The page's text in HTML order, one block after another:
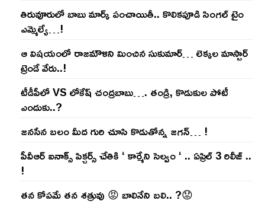
తిరువూరులో బాబు మార్క్ పంచాయితీ.. కొలిక‌పూడి సింగ‌ల్ టైం
ఎమ్మెల్యే…!
ఆ విష‌యంలో రాజ‌మౌళిని మించిన సుకుమార్‌… లెక్క‌ల మాస్టార్
ట్రెండే వేరు..!
టీడీపీలో VS లోకేష్ చంద్ర‌బాబు…. తండ్రి, కొడుకుల పోటీ
ఎందుకు..?
జ‌న‌సేన బ‌లం మీద గురి చూసి కొడుతోన్న జ‌గ‌న్‌… !
పీవీఆర్ ఐనాక్స్ పిక్చర్స్ చేతికి ‘ కార్మేని సెల్వం ‘ .. ఏప్రిల్ 3 రిలీజ్ ..
!
తన కోపమే తన శత్రువు 😡 బాలినేని బలి.. ?😟